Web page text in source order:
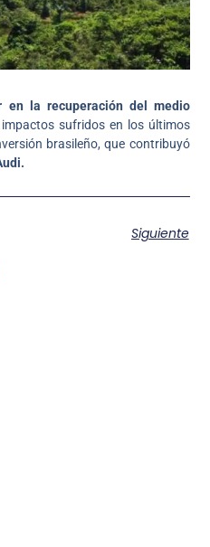
en la recuperación del medio
sufridos en los últimos
brasileño, que contribuyó
Siguiente